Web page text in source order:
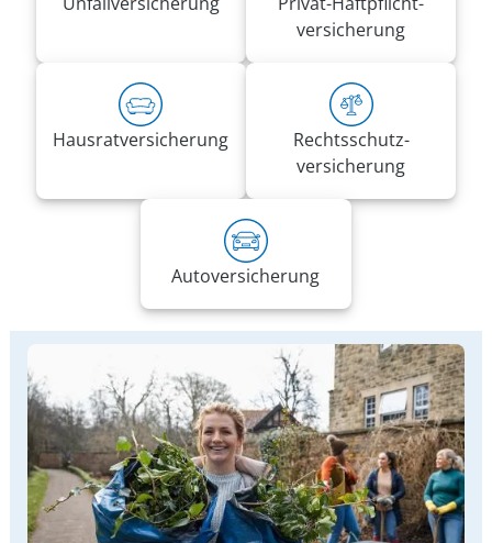
versicherung
Hausrat­versicherung
Rechts­schutz­
versicherung
Auto­versicherung